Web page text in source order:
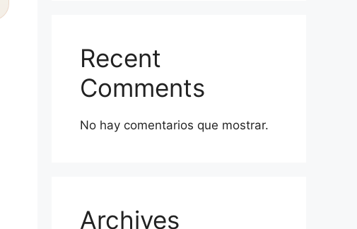
Recent
Comments
No hay comentarios que mostrar.
Archives